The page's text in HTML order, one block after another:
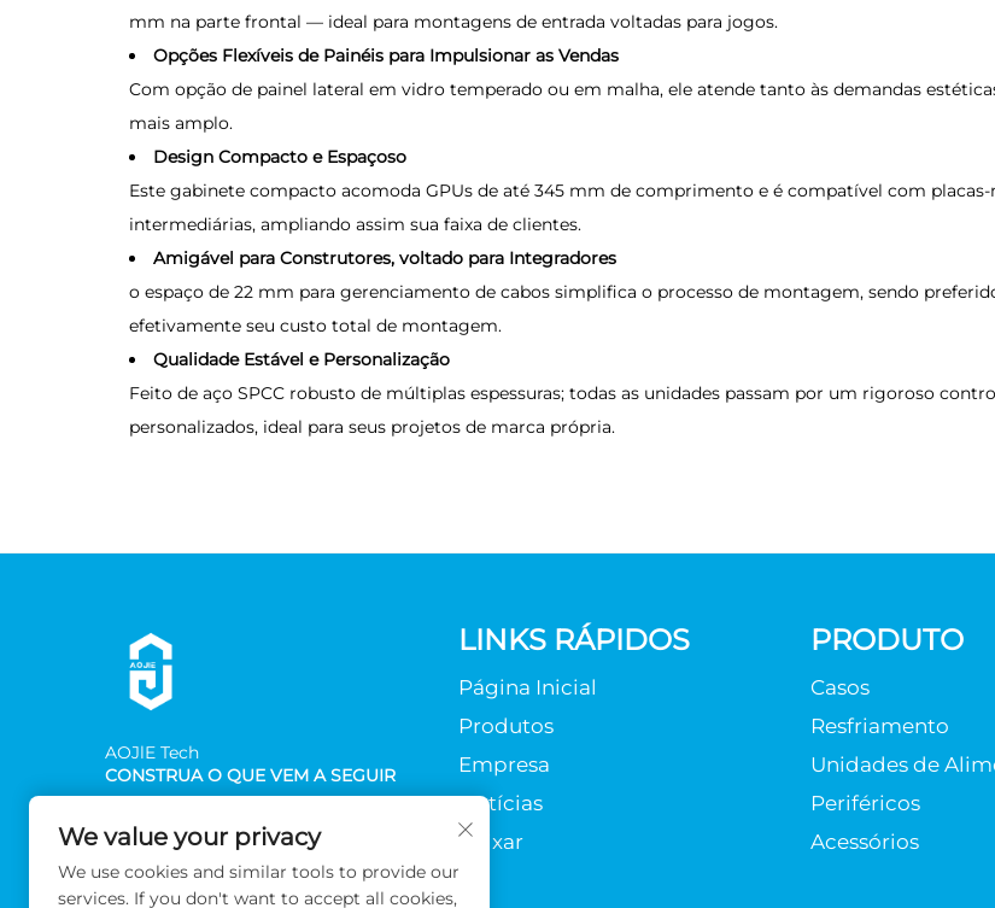
mm na parte frontal — ideal para montagens de entrada voltadas para jogos.
Opções Flexíveis de Painéis para Impulsionar as Vendas
Com opção de painel lateral em vidro temperado ou em malha, ele atende tanto às demandas
mais amplo.
Design Compacto e Espaçoso
Este gabinete compacto acomoda GPUs de até 345 mm de comprimento e é compatível com
intermediárias, ampliando assim sua faixa de clientes.
Amigável para Construtores, voltado para Integradores
o espaço de 22 mm para gerenciamento de cabos simplifica o processo de montagem, sendo
efetivamente seu custo total de montagem.
Qualidade Estável e Personalização
Feito de aço SPCC robusto de múltiplas espessuras; todas as unidades passam por um rigoroso
personalizados, ideal para seus projetos de marca própria.
AOJlE Tech
CONSTRUA O QUE VEM A SEGUIR
LINKS RÁPIDOS
Página Inicial
Produtos
Empresa
Notícias
Baixar
PRODUTO
Casos
Resfriamento
Unidades de
Periféricos
Acessórios
We value your privacy
We use cookies and similar tools to provide our
services. If you don't want to accept all cookies,